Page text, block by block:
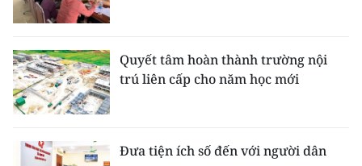
Quyết tâm hoàn thành trường nội
trú liên cấp cho năm học mới
Đưa tiện ích số đến với người dân